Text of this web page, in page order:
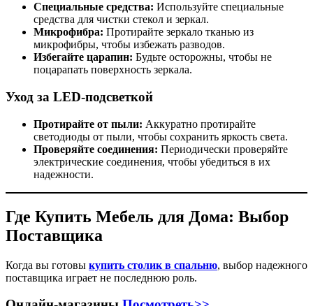
Специальные средства: Используйте специальные
средства для чистки стекол и зеркал.
Микрофибра: Протирайте зеркало тканью из
микрофибры, чтобы избежать разводов.
Избегайте царапин: Будьте осторожны, чтобы не
поцарапать поверхность зеркала.
Уход за LED-подсветкой
Протирайте от пыли: Аккуратно протирайте
светодиоды от пыли, чтобы сохранить яркость света.
Проверяйте соединения: Периодически проверяйте
электрические соединения, чтобы убедиться в их
надежности.
Где Купить Мебель для Дома: Выбор
Поставщика
Когда вы готовы купить столик в спальню, выбор надежного
поставщика играет не последнюю роль.